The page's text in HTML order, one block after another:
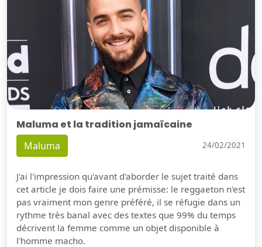
Maluma et la tradition jamaïcaine
Maluma 24/02/2021
J'ai l'impression qu'avant d'aborder le sujet traité dans
cet article je dois faire une prémisse: le reggaeton n'est
pas vraiment mon genre préféré, il se réfugie dans un
rythme très banal avec des textes que 99% du temps
décrivent la femme comme un objet disponible à
l'homme macho.